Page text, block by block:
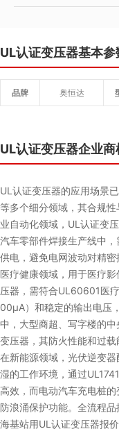
UL认证变压器基本参
品牌 奥恒达
UL认证变压器企业商
UL认证变压器的应用场景
等多个细分领域，其合规
业自动化领域，UL认证变
汽车零部件焊接生产线中
供电，避免电网波动对精
医疗健康领域，用于医疗
压器，需符合UL60601医
00μA）和稳定的输出电压
中，大型商超、写字楼的
变压器，其防火性能和过载
在新能源领域，光伏逆变
湿的工作环境，通过
高效，而电动汽车充电桩
防浪涌保护功能。全流程
海基站用UL认证变压器报